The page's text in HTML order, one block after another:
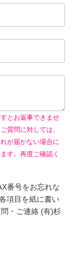
とお返事できませ
質問に対しては、
が届かない場合に
す。再度ご確認く
番号をお忘れな
項目を紙に書い
・ご連絡 (有)杉